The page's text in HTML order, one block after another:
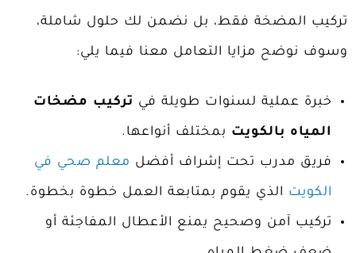
تركيب المضخة فقط، بل نضمن لك حلول شاملة،
وسوف نوضح مزايا التعامل معنا فيما يلي:
خبرة عملية لسنوات طويلة في تركيب مضخات
المياه بالكويت بمختلف أنواعها.
فريق مدرب تحت إشراف أفضل معلم صحي في
الكويت الذي يقوم بمتابعة العمل خطوة بخطوة.
تركيب آمن وصحيح يمنع الأعطال المفاجئة أو